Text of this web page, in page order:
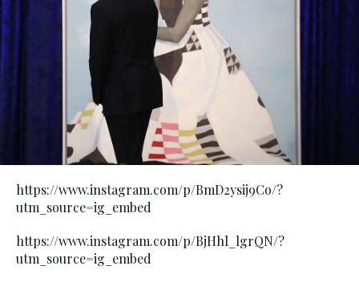
https://www.instagram.com/p/BmD2ysij9Co/?
utm_source=ig_embed
https://www.instagram.com/p/BjHhl_lgrQN/?
utm_source=ig_embed